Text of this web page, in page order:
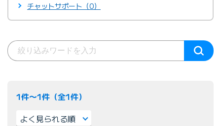
チャットサポート（0）
1件〜1件（全1件）